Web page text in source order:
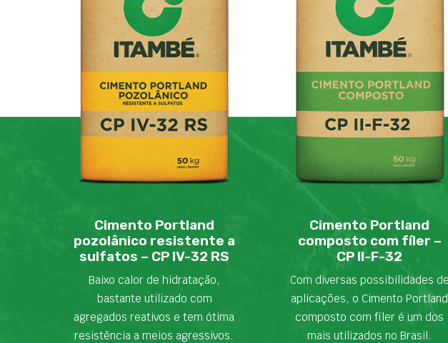
Cimento Portland
pozolânico resistente a
sulfatos – CP IV-32 RS
Baixo calor de hidratação,
bastante utilizado com
agregados reativos e tem ótima
resistência a meios agressivos.
Cimento Portland
composto com fíler –
CP II-F-32
Com diversas possibilidades de
aplicações, o Cimento Portland
composto com fíler é um dos
mais utilizados no Brasil.